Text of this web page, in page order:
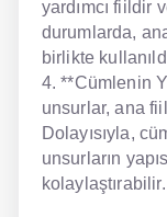
yardımcı fiildir
durumlarda,
birlikte
4. **Cümlenin
unsurlar, ana
Dolayısıyla,
unsurların
kolaylaştırabilir.